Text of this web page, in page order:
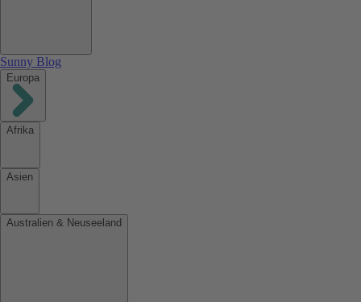
Sunny Blog
Europa
Afrika
Asien
Australien & Neuseeland